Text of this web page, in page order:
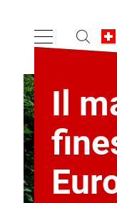
Il